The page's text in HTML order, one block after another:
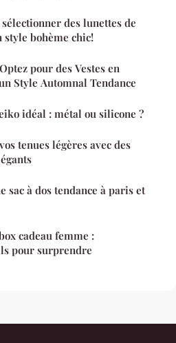
des lunettes de
bohème chic!
pour des Vestes en
Style Automnal Tendance
idéal : métal ou silicone ?
tenues légères avec des
sac à dos tendance à paris et
cadeau femme :
pour surprendre